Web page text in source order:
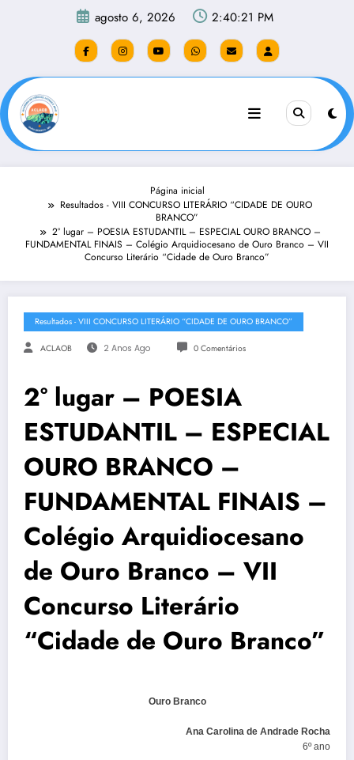
agosto 6, 2026 2:40:21 PM
Página inicial
Resultados - VIII CONCURSO LITERÁRIO “CIDADE DE OURO
BRANCO”
2° lugar – POESIA ESTUDANTIL – ESPECIAL OURO BRANCO –
FUNDAMENTAL FINAIS – Colégio Arquidiocesano de Ouro Branco – VII
Concurso Literário “Cidade de Ouro Branco”
Resultados - VIII CONCURSO LITERÁRIO “CIDADE DE OURO BRANCO”
ACLAOB 2 Anos Ago 0 Comentários
2° lugar – POESIA
ESTUDANTIL – ESPECIAL
OURO BRANCO –
FUNDAMENTAL FINAIS –
Colégio Arquidiocesano
de Ouro Branco – VII
Concurso Literário
“Cidade de Ouro Branco”
Ouro Branco
Ana Carolina de Andrade Rocha
6º ano